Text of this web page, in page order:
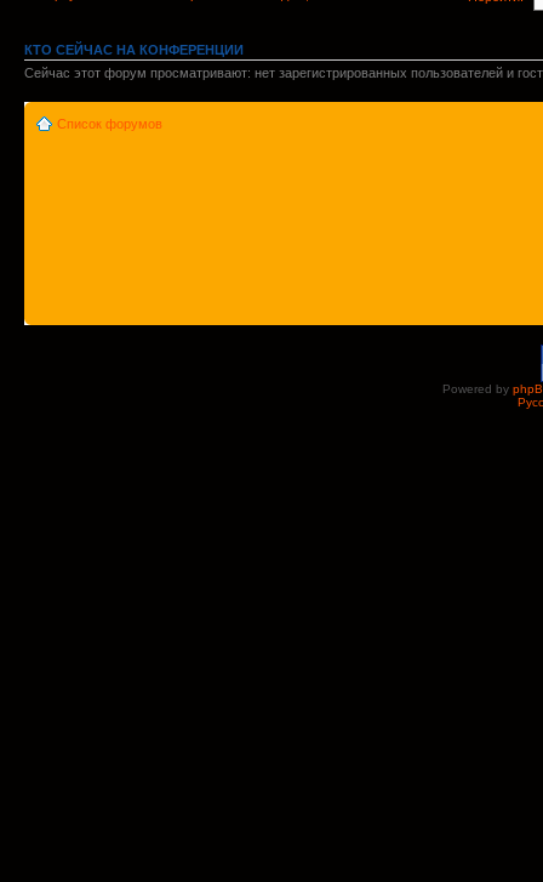
КТО СЕЙЧАС НА КОНФЕРЕНЦИИ
Сейчас этот форум просматривают: нет зарегистрированных пользователей и
Список форумов
Powered by